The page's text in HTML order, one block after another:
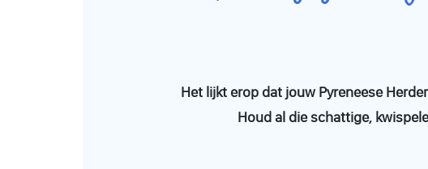
Het lijkt erop dat jouw Pyreneese
Houd al die schattige,